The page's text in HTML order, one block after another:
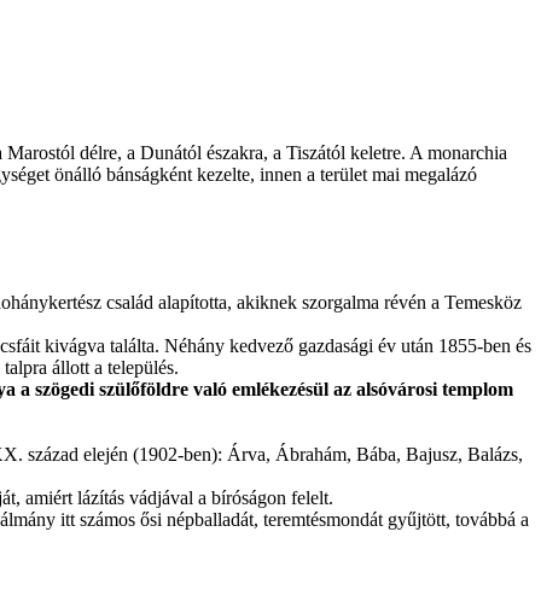
délre, a Dunától északra, a Tiszától keletre. A monarchia
önálló bánságként kezelte, innen a terület mai megalázó
család alapította, akiknek szorgalma révén a Temesköz
kivágva találta. Néhány kedvező gazdasági év után 1855-ben és
állott a település.
a szögedi szülőföldre való emlékezésül az alsóvárosi templom
század elején (1902-ben): Árva, Ábrahám, Bába, Bajusz, Balázs,
amiért lázítás vádjával a bíróságon felelt.
itt számos ősi népballadát, teremtésmondát gyűjtött, továbbá a